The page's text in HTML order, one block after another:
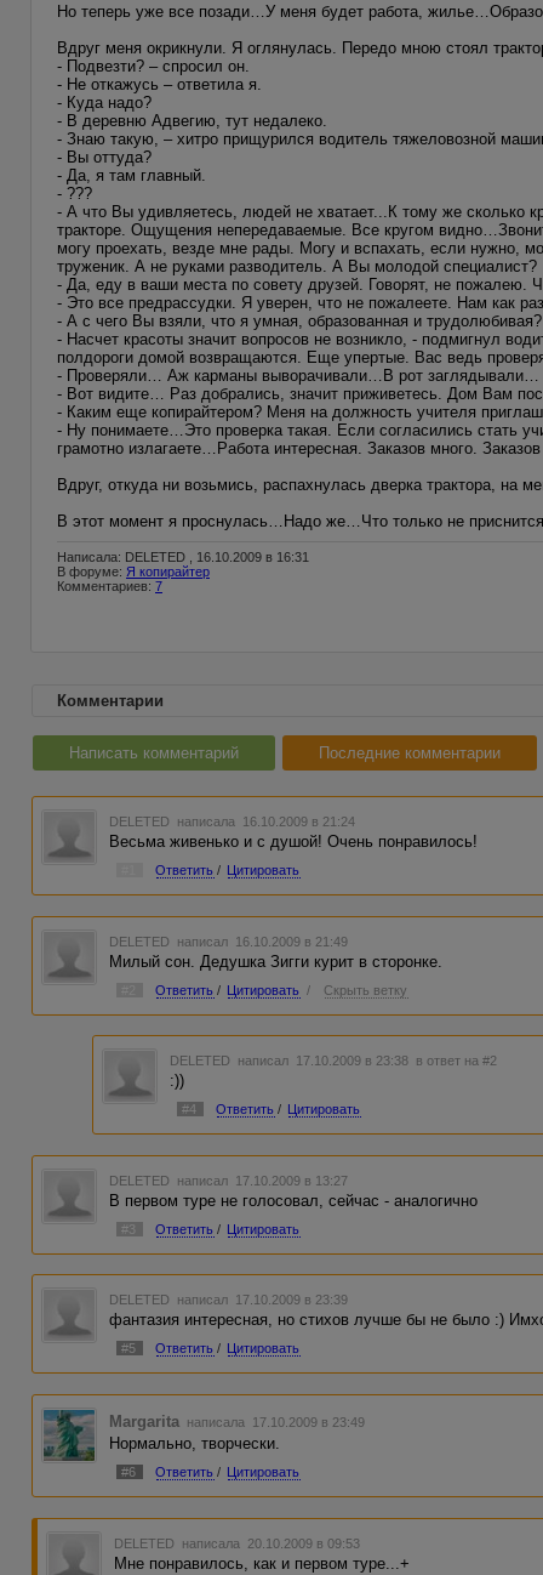
Но теперь уже все позади…У меня будет работа,
Вдруг меня окрикнули. Я оглянулась. Передо мною стоял
- Подвезти? – спросил он.
- Не откажусь – ответила я.
- Куда надо?
- В деревню Адвегию, тут недалеко.
- Знаю такую, – хитро прищурился водитель тяжеловозной
- Вы оттуда?
- Да, я там главный.
- ???
- А что Вы удивляетесь, людей не хватает...К тому же сколько
тракторе. Ощущения непередаваемые. Все кругом
могу проехать, везде мне рады. Могу и вспахать, если нужно,
труженик. А не руками разводитель. А Вы молодой специалист?
- Да, еду в ваши места по совету друзей. Говорят, не пожалею.
- Это все предрассудки. Я уверен, что не пожалеете. Нам как
- А с чего Вы взяли, что я умная, образованная и трудолюбивая?
- Насчет красоты значит вопросов не возникло, - подмигнул
полдороги домой возвращаются. Еще упертые. Вас ведь
- Проверяли… Аж карманы выворачивали…В рот заглядывали…
- Вот видите… Раз добрались, значит приживетесь. Дом Вам
- Каким еще копирайтером? Меня на должность учителя
- Ну понимаете…Это проверка такая. Если согласились стать
грамотно излагаете…Работа интересная. Заказов много.
Вдруг, откуда ни возьмись, распахнулась дверка трактора, на
В этот момент я проснулась…Надо же…Что только не
Написала: DELETED , 16.10.2009 в 16:31
В форуме: Я копирайтер
Комментариев: 7
Комментарии
Написать комментарий Последние комментарии
DELETED написала 16.10.2009 в 21:24
Весьма живенько и с душой! Очень понравилось!
Ответить / Цитировать
DELETED написал 16.10.2009 в 21:49
Милый сон. Дедушка Зигги курит в сторонке.
Ответить / Цитировать / Скрыть ветку
DELETED написал 17.10.2009 в 23:38 в ответ на #2
:))
#4 Ответить / Цитировать
DELETED написал 17.10.2009 в 13:27
В первом туре не голосовал, сейчас - аналогично
#3 Ответить / Цитировать
DELETED написал 17.10.2009 в 23:39
фантазия интересная, но стихов лучше бы не было :)
#5 Ответить / Цитировать
Margarita написала 17.10.2009 в 23:49
Нормально, творчески.
#6 Ответить / Цитировать
DELETED написала 20.10.2009 в 09:53
Мне понравилось, как и первом туре...+